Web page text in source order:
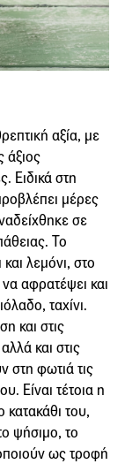
αξία, με
άξιος
Ειδικά στη
μέρες
σε
Το
λεμόνι, στο
να αφρατέψει και
ταχίνι.
και στις
και στις
στη φωτιά τις
Είναι τέτοια η
κατακάθι του,
ψήσιμο, το
ως τροφή